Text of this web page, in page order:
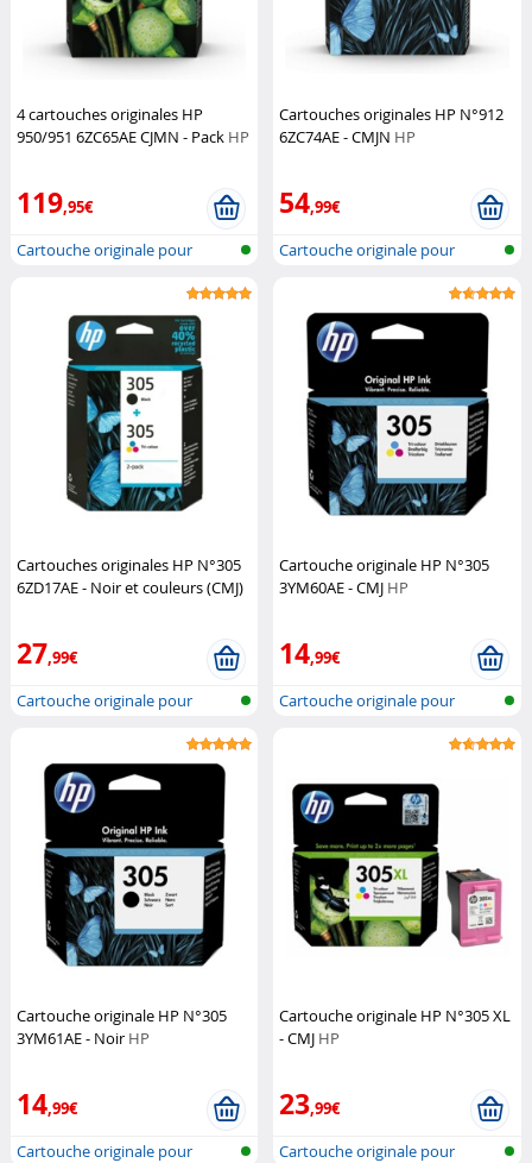
4 cartouches originales HP
950/951 6ZC65AE CJMN - Pack HP
119,95€
Cartouche originale pour
Cartouches originales HP N°912
6ZC74AE - CMJN HP
54,99€
Cartouche originale pour
Cartouches originales HP N°305
6ZD17AE - Noir et couleurs (CMJ)
27,99€
Cartouche originale pour
Cartouche originale HP N°305
3YM60AE - CMJ HP
14,99€
Cartouche originale pour
Cartouche originale HP N°305
3YM61AE - Noir HP
14,99€
Cartouche originale pour
Cartouche originale HP N°305 XL
- CMJ HP
23,99€
Cartouche originale pour